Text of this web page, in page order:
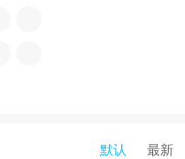
默认 最新